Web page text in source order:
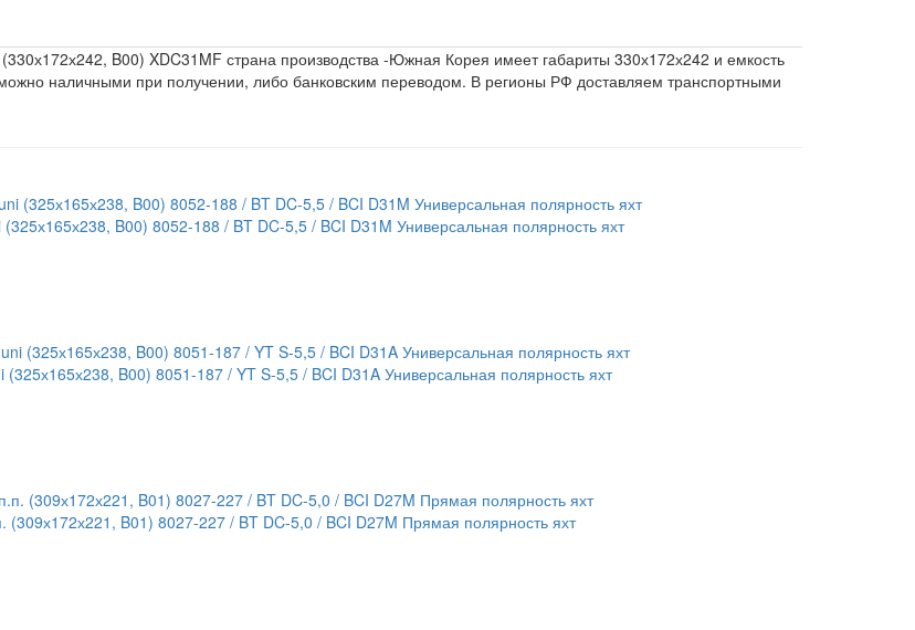
B00) XDC31MF страна производства -Южная Корея имеет габариты 330х172х242 и емкость
наличными при получении, либо банковским переводом. В регионы РФ доставляем транспортными
B00) 8052-188 / BT DC-5,5 / BCI D31M Универсальная полярность яхт
B00) 8051-187 / YT S-5,5 / BCI D31A Универсальная полярность яхт
B01) 8027-227 / BT DC-5,0 / BCI D27M Прямая полярность яхт